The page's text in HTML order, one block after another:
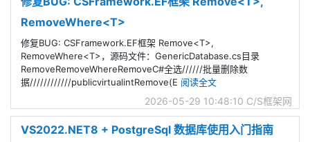
RemoveWhere<T>
修复BUG: CSFramework.EF框架 Remove<T>,
RemoveWhere<T>，源码文件：GenericDatabase.cs目录
RemoveRemoveWhereRemoveC#全选//////批量删除数
据////////////publicvirtualintRemove(E 阅读全文
2026-05-29 10:48:10 C/S框架网
VS2022.NET8 + PostgreSql 数据库使用入门指南